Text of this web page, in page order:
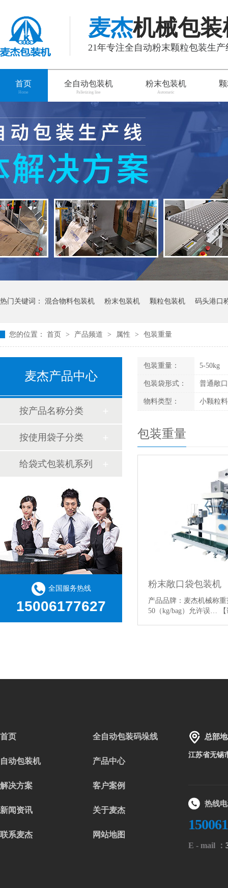
麦杰机械包装
21年专注全自动粉末颗粒包装生
首页
Home
全自动包装机
Palletizing line
粉末包装机
Automatic
热门关键词： 混合物料包装机 粉末包装机 颗粒包装机 码头港口
您的位置： 首页 > 产品频道 > 属性 > 包装重量
麦杰产品中心
按产品名称分类
按使用袋子分类
给袋式包装机系列
全国服务热线
15006177627
包装重量： 5-50kg
包装袋形式： 普通敞
物料类型： 小颗粒料
包装重量
粉末敞口袋包装机
产品品牌：麦杰机械称重
50（kg/bag）允许误…
首页 全自动包装码垛线
自动包装机 产品中心
解决方案 客户案例
新闻资讯 关于麦杰
联系麦杰 网站地图
总部
江苏省无锡
热线
E - mail ：